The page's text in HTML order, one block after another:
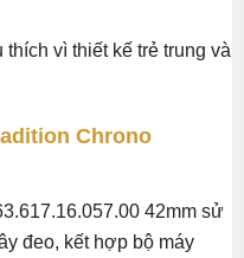
vì thiết kế trẻ trung và
Chrono
42mm sử
đeo, kết hợp bộ máy